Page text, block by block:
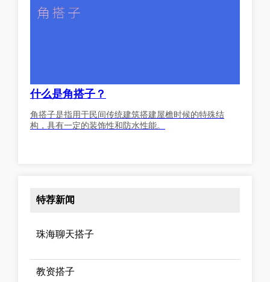
什么是角搭子？
角搭子是指用于民间传统建筑搭建屋檐时候的特殊结
构，具有一定的装饰性和防水性能。
特荐新闻
珠海聊天搭子
教资搭子